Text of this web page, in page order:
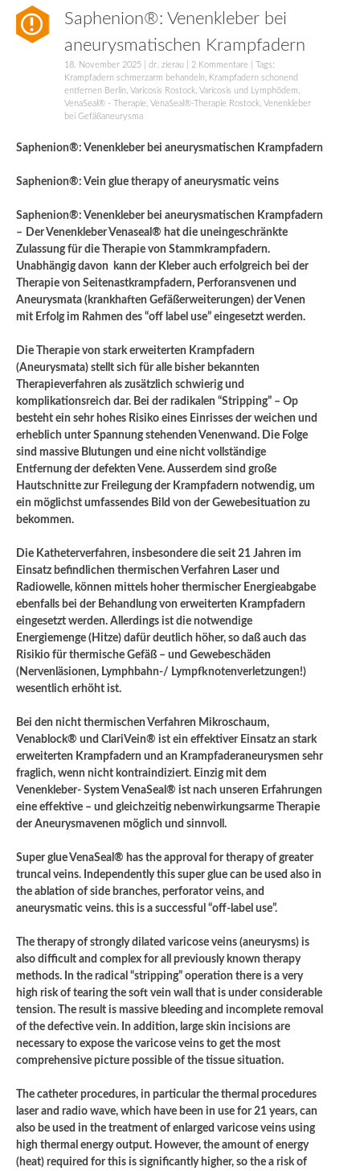
Saphenion®: Venenkleber bei
aneurysmatischen Krampfadern
18. November 2025 dr. zierau 2 Kommentare | Tags:
Krampfadern schmerzarm behandeln
Krampfadern schonend
entfernen Berlin Varicosis Rostock Varicosis und Lymphödem
VenaSeal® - Therapie VenaSeal®-Therapie Rostock Venenkleber
bei Gefäßaneurysma
Saphenion®: Venenkleber bei aneurysmatischen Krampfadern
Saphenion®: Vein glue therapy of aneurysmatic veins
Saphenion®: Venenkleber bei aneurysmatischen Krampfadern
– Der Venenkleber Venaseal® hat die uneingeschränkte
Zulassung für die Therapie von Stammkrampfadern.
Unabhängig davon kann der Kleber auch erfolgreich bei der
Therapie von Seitenastkrampfadern, Perforansvenen und
Aneurysmata (krankhaften Gefäßerweiterungen) der Venen
mit Erfolg im Rahmen des “off label use” eingesetzt werden.
Die Therapie von stark erweiterten Krampfadern
(Aneurysmata) stellt sich für alle bisher bekannten
Therapieverfahren als zusätzlich schwierig und
komplikationsreich dar. Bei der radikalen “Stripping” – Op
besteht ein sehr hohes Risiko eines Einrisses der weichen und
erheblich unter Spannung stehenden Venenwand. Die Folge
sind massive Blutungen und eine nicht vollständige
Entfernung der defekten Vene. Ausserdem sind große
Hautschnitte zur Freilegung der Krampfadern notwendig, um
ein möglichst umfassendes Bild von der Gewebesituation zu
bekommen.
Die Katheterverfahren, insbesondere die seit 21 Jahren im
Einsatz befindlichen thermischen Verfahren Laser und
Radiowelle, können mittels hoher thermischer Energieabgabe
ebenfalls bei der Behandlung von erweiterten Krampfadern
eingesetzt werden. Allerdings ist die notwendige
Energiemenge (Hitze) dafür deutlich höher, so daß auch das
Risikio für thermische Gefäß – und Gewebeschäden
(Nervenläsionen, Lymphbahn-/ Lympfknotenverletzungen!)
wesentlich erhöht ist.
Bei den nicht thermischen Verfahren Mikroschaum,
Venablock® und ClariVein® ist ein effektiver Einsatz an stark
erweiterten Krampfadern und an Krampfaderaneurysmen sehr
fraglich, wenn nicht kontraindiziert. Einzig mit dem
Venenkleber- System VenaSeal® ist nach unseren Erfahrungen
eine effektive – und gleichzeitig nebenwirkungsarme Therapie
der Aneurysmavenen möglich und sinnvoll.
Super glue VenaSeal® has the approval for therapy of greater
truncal veins. Independently this super glue can be used also in
the ablation of side branches, perforator veins, and
aneurysmatic veins. this is a successful “off-label use”.
The therapy of strongly dilated varicose veins (aneurysms) is
also difficult and complex for all previously known therapy
methods. In the radical “stripping” operation there is a very
high risk of tearing the soft vein wall that is under considerable
tension. The result is massive bleeding and incomplete removal
of the defective vein. In addition, large skin incisions are
necessary to expose the varicose veins to get the most
comprehensive picture possible of the tissue situation.
The catheter procedures, in particular the thermal procedures
laser and radio wave, which have been in use for 21 years, can
also be used in the treatment of enlarged varicose veins using
high thermal energy output. However, the amount of energy
(heat) required for this is significantly higher, so the a risk of